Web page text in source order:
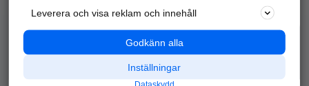
API & Kartor
Annonsera
Integritet
Nödnummer
Leverera och visa reklam och innehåll
Godkänn alla
Inställningar
Dataskydd